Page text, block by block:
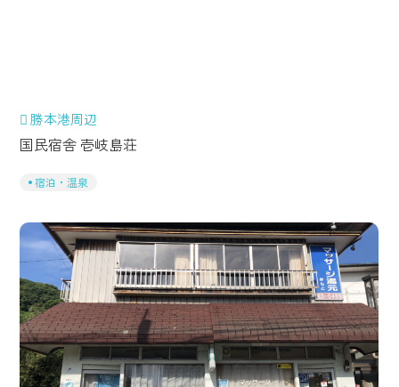
勝本港周辺
国民宿舎 壱岐島荘
宿泊・温泉